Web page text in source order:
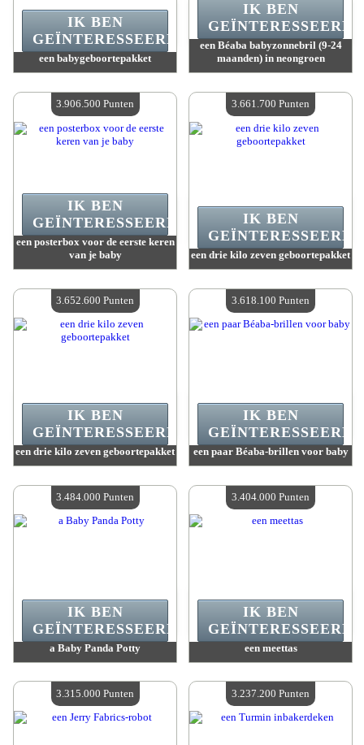
een babygeboortepakket
Beschikbare hoeveelheid :4
IK BEN
GEÏNTERESSEERD.
een Béaba babyzonnebril (9-24
maanden) in neongroen
Beschikbare hoeveelheid :4
IK BEN
GEÏNTERESSEERD.
een posterbox voor de eerste keren
van je baby
Beschikbare hoeveelheid :4
IK BEN
GEÏNTERESSEERD.
3.906.500 Punten
een drie kilo zeven geboortepakket
Beschikbare hoeveelheid :4
IK BEN
GEÏNTERESSEERD.
3.661.700 Punten
een drie kilo zeven geboortepakket
Beschikbare hoeveelheid :4
IK BEN
GEÏNTERESSEERD.
3.652.600 Punten
een paar Béaba-brillen voor baby
Beschikbare hoeveelheid :4
IK BEN
GEÏNTERESSEERD.
3.618.100 Punten
a Baby Panda Potty
Beschikbare hoeveelheid :4
IK BEN
GEÏNTERESSEERD.
3.484.000 Punten
een meettas
Beschikbare hoeveelheid :4
IK BEN
GEÏNTERESSEERD.
3.404.000 Punten
3.315.000 Punten 3.237.200 Punten